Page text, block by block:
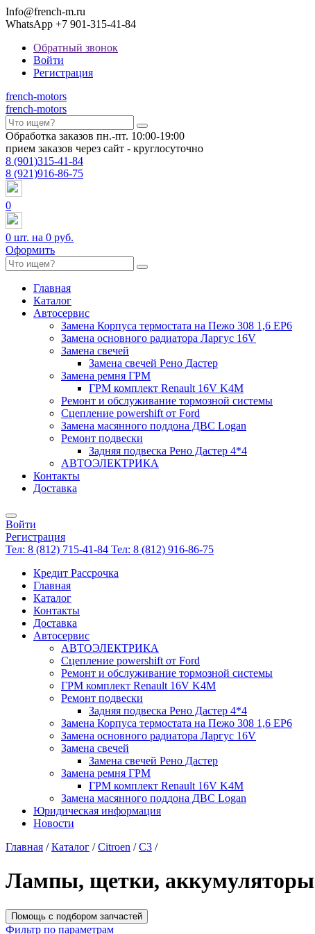
Info@french-m.ru
WhatsApp +7 901-315-41-84
Обратный звонок
Войти
Регистрация
french-motors
french-motors
Обработка заказов пн.-пт. 10:00-19:00
прием заказов через сайт - круглосуточно
8 (901)315-41-84
8 (921)916-86-75
0
0 шт. на 0 руб.
Оформить
Главная
Каталог
Автосервис
Замена Корпуса термостата на Пежо 308 1,6 EP6
Замена основного радиатора Ларгус 16V
Замена свечей
Замена свечей Рено Дастер
Замена ремня ГРМ
ГРМ комплект Renault 16V K4M
Ремонт и обслуживание тормозной системы
Сцепление powershift от Ford
Замена масянного поддона ДВС Logan
Ремонт подвески
Задняя подвеска Рено Дастер 4*4
АВТОЭЛЕКТРИКА
Контакты
Доставка
Войти
Регистрация
Тел: 8 (812) 715-41-84 Тел: 8 (812) 916-86-75
Кредит Рассрочка
Главная
Каталог
Контакты
Доставка
Автосервис
АВТОЭЛЕКТРИКА
Сцепление powershift от Ford
Ремонт и обслуживание тормозной системы
ГРМ комплект Renault 16V K4M
Ремонт подвески
Задняя подвеска Рено Дастер 4*4
Замена Корпуса термостата на Пежо 308 1,6 EP6
Замена основного радиатора Ларгус 16V
Замена свечей
Замена свечей Рено Дастер
Замена ремня ГРМ
ГРМ комплект Renault 16V K4M
Замена масянного поддона ДВС Logan
Юридическая информация
Новости
Главная / Каталог / Citroen / C3 /
Лампы, щетки, аккумуляторы
Помощь с подбором запчастей
Фильтр по параметрам